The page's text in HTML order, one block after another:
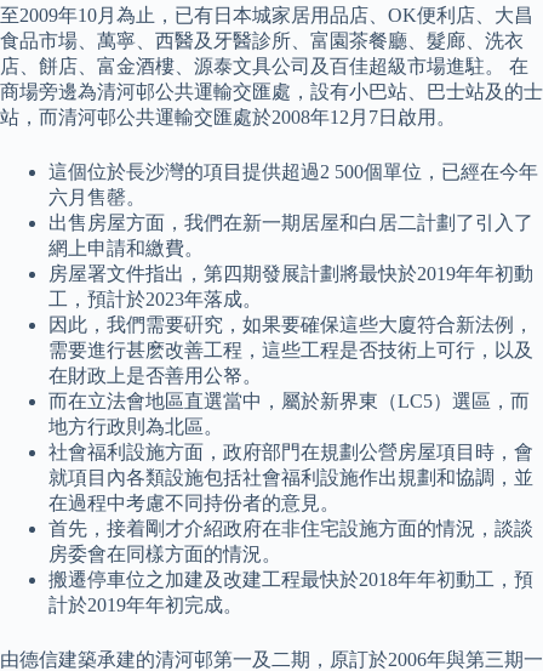
至2009年10月為止，已有日本城家居用品店、OK便利店、大昌
食品市場、萬寧、西醫及牙醫診所、富園茶餐廳、髮廊、洗衣
店、餅店、富金酒樓、源泰文具公司及百佳超級市場進駐。 在
商場旁邊為清河邨公共運輸交匯處，設有小巴站、巴士站及的士
站，而清河邨公共運輸交匯處於2008年12月7日啟用。
這個位於長沙灣的項目提供超過2 500個單位，已經在今年
六月售罄。
出售房屋方面，我們在新一期居屋和白居二計劃了引入了
網上申請和繳費。
房屋署文件指出，第四期發展計劃將最快於2019年年初動
工，預計於2023年落成。
因此，我們需要硏究，如果要確保這些大廈符合新法例，
需要進行甚麽改善工程，這些工程是否技術上可行，以及
在財政上是否善用公帑。
而在立法會地區直選當中，屬於新界東（LC5）選區，而
地方行政則為北區。
社會福利設施方面，政府部門在規劃公營房屋項目時，會
就項目內各類設施包括社會福利設施作出規劃和協調，並
在過程中考慮不同持份者的意見。
首先，接着剛才介紹政府在非住宅設施方面的情況，談談
房委會在同樣方面的情況。
搬遷停車位之加建及改建工程最快於2018年年初動工，預
計於2019年年初完成。
由德信建築承建的清河邨第一及二期，原訂於2006年與第三期一